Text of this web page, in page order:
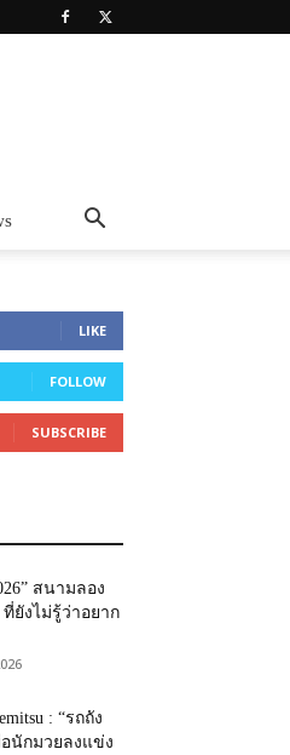
LIKE
FOLLOW
SUBSCRIBE
สนามลอง
ยังไม่รู้ว่าอยาก
: “รถถัง
นักมวยลงแข่ง